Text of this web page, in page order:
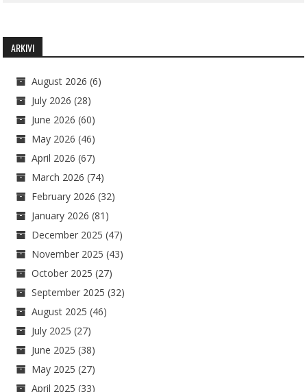
ARKIVI
August 2026 (6)
July 2026 (28)
June 2026 (60)
May 2026 (46)
April 2026 (67)
March 2026 (74)
February 2026 (32)
January 2026 (81)
December 2025 (47)
November 2025 (43)
October 2025 (27)
September 2025 (32)
August 2025 (46)
July 2025 (27)
June 2025 (38)
May 2025 (27)
April 2025 (33)